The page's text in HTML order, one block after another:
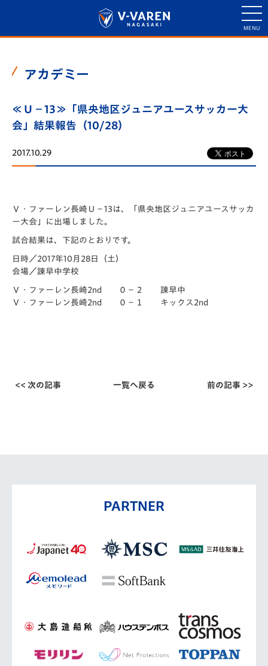
アカデミー
≪Ｕ－13≫「県央地区ジュニアユースサッカー大
会」結果報告（10/28）
2017.10.29
Ｖ・ファーレン長崎Ｕ－13は、「県央地区ジュニアユースサッカ
ー大会」に出場しました。
試合結果は、下記のとおりです。
日時／2017年10月28日（土）
会場／諫早中学校
Ｖ・ファーレン長崎2nd ０－２ 諫早中
Ｖ・ファーレン長崎2nd ０－１ キックス2nd
<< 次の記事 一覧へ戻る 前の記事 >>
PARTNER